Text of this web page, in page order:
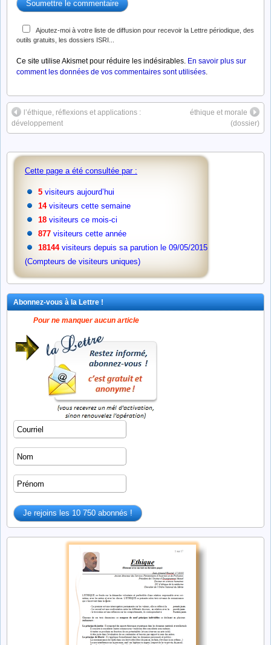
Ajoutez-moi à votre liste de diffusion pour recevoir la Lettre périodique, des
outils gratuits, les dossiers ISRI...
Ce site utilise Akismet pour réduire les indésirables. En savoir plus sur
comment les données de vos commentaires sont utilisées.
l’éthique, réflexions et applications :
développement
éthique et morale
(dossier)
Cette page a été consultée par :
5 visiteurs aujourd’hui
14visiteurs cette semaine
18 visiteurs ce mois-ci
877 visiteurs cette année
18144visiteurs depuis sa parution le 09/05/2015
(Compteurs de visiteurs uniques)
Abonnez-vous à la Lettre !
Pour ne manquer aucun article